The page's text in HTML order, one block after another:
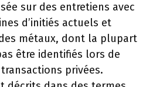
sur des entretiens avec
d’initiés actuels et
métaux, dont la plupart
être identifiés lors de
privées.